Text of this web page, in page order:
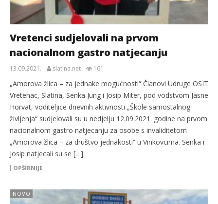
Vretenci sudjelovali na prvom
nacionalnom gastro natjecanju
13.09.2021. slatina.net 161
„Amorova žlica – za jednake mogućnosti“ Članovi Udruge OSIT
Vretenac, Slatina, Senka Jung i Josip Miter, pod vodstvom Jasne
Horvat, voditeljice dnevnih aktivnosti „Škole samostalnog
življenja“ sudjelovali su u nedjelju 12.09.2021. godine na prvom
nacionalnom gastro natjecanju za osobe s invaliditetom
„Amorova žlica – za društvo jednakosti“ u Vinkovcima. Senka i
Josip natjecali su se […]
OPŠIRNIJE
NOVO